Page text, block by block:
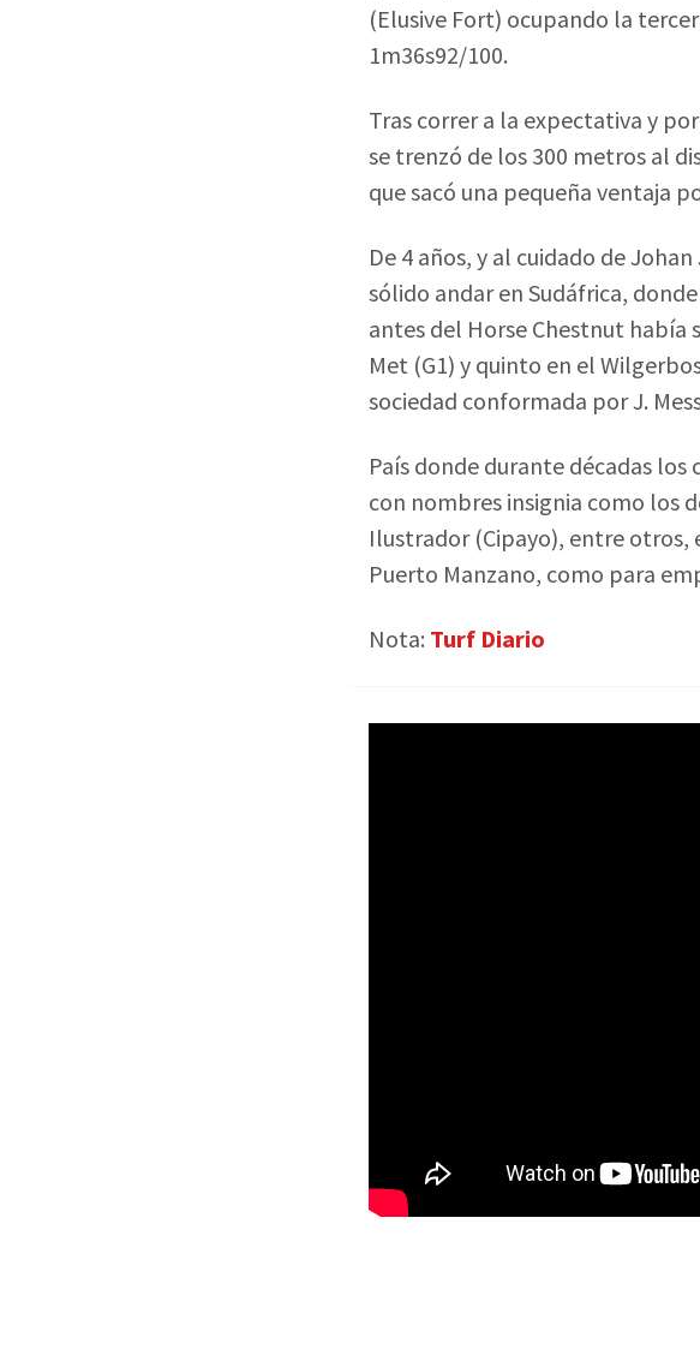
(Elusive Fort) ocupando la
1m36s92/100.
Tras correr a la expectativa y
se trenzó de los 300 metros al
que sacó una pequeña ventaja
De 4 años, y al cuidado de
sólido andar en Sudáfrica,
antes del Horse Chestnut había
Met (G1) y quinto en el
sociedad conformada por J.
País donde durante décadas
con nombres insignia como los
Ilustrador (Cipayo), entre otros,
Puerto Manzano, como para
Nota: Turf Diario